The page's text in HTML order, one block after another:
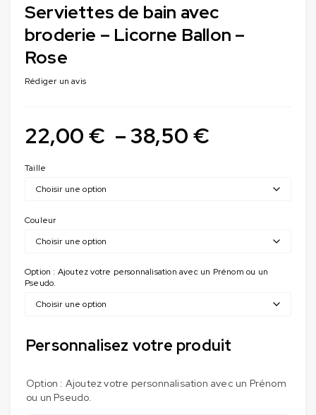
Serviettes de bain avec
broderie – Licorne Ballon –
Rose
Rédiger un avis
22,00 € –38,50 €
Taille
Couleur
Option : Ajoutez votre personnalisation avec un Prénom ou un
Pseudo.
Personnalisez votre produit
Option : Ajoutez votre personnalisation avec un Prénom
ou un Pseudo.